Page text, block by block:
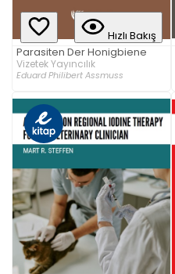
Hızlı Bakış
Parasiten Der Honigbiene
Vizetek Yayıncılık
Eduard Philibert Assmuss